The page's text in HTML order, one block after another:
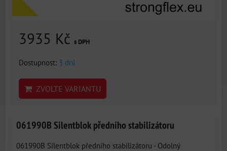
3935 Kč s DPH
Dostupnost: 3 dni
ZVOLTE VARIANTU
061990B Silentblok předního stabilizátoru
061990B Silentblok předního stabilizátoru - Odolný